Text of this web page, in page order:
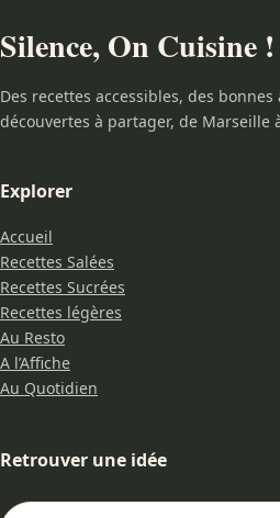
Silence, On Cuisine !
Des recettes accessibles, des bonnes
découvertes à partager, de Marseille
Explorer
Accueil
Recettes Salées
Recettes Sucrées
Recettes légères
Au Resto
A l’Affiche
Au Quotidien
Retrouver une idée